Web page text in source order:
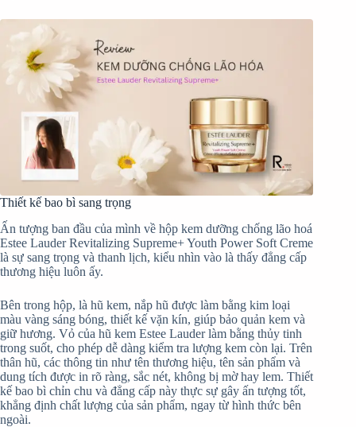
Thiết kế bao bì sang trọng
Ấn tượng ban đầu của mình về hộp kem dưỡng chống lão hoá
Estee Lauder Revitalizing Supreme+ Youth Power Soft Creme
là sự sang trọng và thanh lịch, kiểu nhìn vào là thấy đẳng cấp
thương hiệu luôn ấy.
Bên trong hộp, là hũ kem, nắp hũ được làm bằng kim loại
màu vàng sáng bóng, thiết kế vặn kín, giúp bảo quản kem và
giữ hương. Vỏ của hũ kem Estee Lauder làm bằng thủy tinh
trong suốt, cho phép dễ dàng kiểm tra lượng kem còn lại. Trên
thân hũ, các thông tin như tên thương hiệu, tên sản phẩm và
dung tích được in rõ ràng, sắc nét, không bị mờ hay lem. Thiết
kế bao bì chỉn chu và đẳng cấp này thực sự gây ấn tượng tốt,
khẳng định chất lượng của sản phẩm, ngay từ hình thức bên
ngoài.